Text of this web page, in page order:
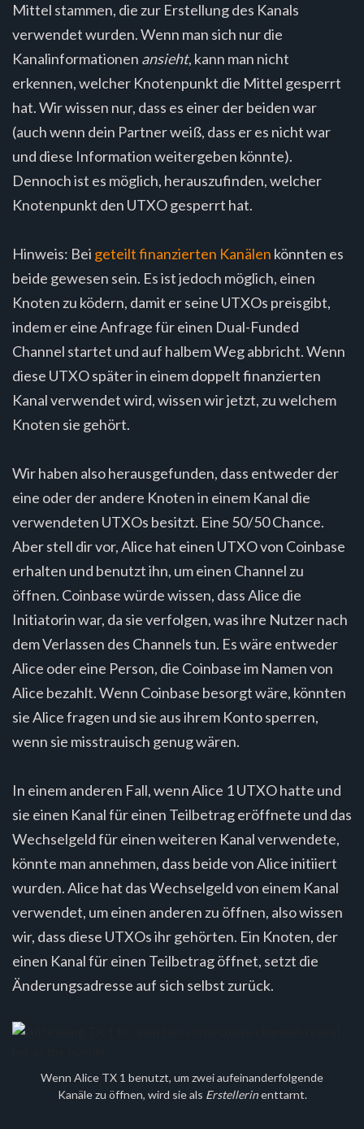
Mittel stammen, die zur Erstellung des Kanals
verwendet wurden. Wenn man sich nur die
Kanalinformationen ansieht, kann man nicht
erkennen, welcher Knotenpunkt die Mittel gesperrt
hat. Wir wissen nur, dass es einer der beiden war
(auch wenn dein Partner weiß, dass er es nicht war
und diese Information weitergeben könnte).
Dennoch ist es möglich, herauszufinden, welcher
Knotenpunkt den UTXO gesperrt hat.
Hinweis: Bei geteilt finanzierten Kanälen könnten es
beide gewesen sein. Es ist jedoch möglich, einen
Knoten zu ködern, damit er seine UTXOs preisgibt,
indem er eine Anfrage für einen Dual-Funded
Channel startet und auf halbem Weg abbricht. Wenn
diese UTXO später in einem doppelt finanzierten
Kanal verwendet wird, wissen wir jetzt, zu welchem
Knoten sie gehört.
Wir haben also herausgefunden, dass entweder der
eine oder der andere Knoten in einem Kanal die
verwendeten UTXOs besitzt. Eine 50/50 Chance.
Aber stell dir vor, Alice hat einen UTXO von Coinbase
erhalten und benutzt ihn, um einen Channel zu
öffnen. Coinbase würde wissen, dass Alice die
Initiatorin war, da sie verfolgen, was ihre Nutzer nach
dem Verlassen des Channels tun. Es wäre entweder
Alice oder eine Person, die Coinbase im Namen von
Alice bezahlt. Wenn Coinbase besorgt wäre, könnten
sie Alice fragen und sie aus ihrem Konto sperren,
wenn sie misstrauisch genug wären.
In einem anderen Fall, wenn Alice 1 UTXO hatte und
sie einen Kanal für einen Teilbetrag eröffnete und das
Wechselgeld für einen weiteren Kanal verwendete,
könnte man annehmen, dass beide von Alice initiiert
wurden. Alice hat das Wechselgeld von einem Kanal
verwendet, um einen anderen zu öffnen, also wissen
wir, dass diese UTXOs ihr gehörten. Ein Knoten, der
einen Kanal für einen Teilbetrag öffnet, setzt die
Änderungsadresse auf sich selbst zurück.
Wenn Alice TX 1 benutzt, um zwei aufeinanderfolgende
Kanäle zu öffnen, wird sie als Erstellerinenttarnt.